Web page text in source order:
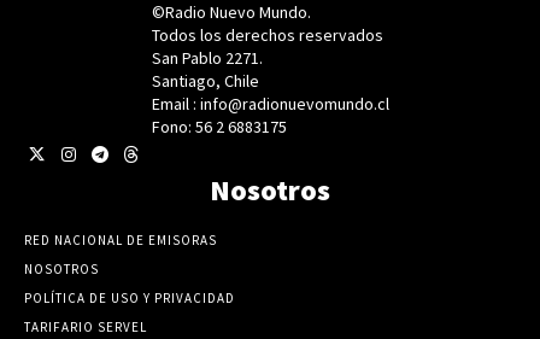
©Radio Nuevo Mundo.
Todos los derechos reservados
San Pablo 2271.
Santiago, Chile
Email : info@radionuevomundo.cl
Fono: 56 2 6883175
Nosotros
RED NACIONAL DE EMISORAS
NOSOTROS
POLÍTICA DE USO Y PRIVACIDAD
TARIFARIO SERVEL